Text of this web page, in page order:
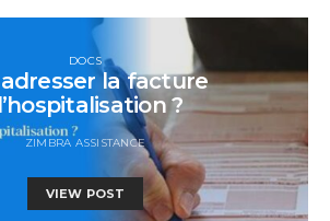
DOCS
la facture
?
ZIMBRA ASSISTANCE
VIEW POST